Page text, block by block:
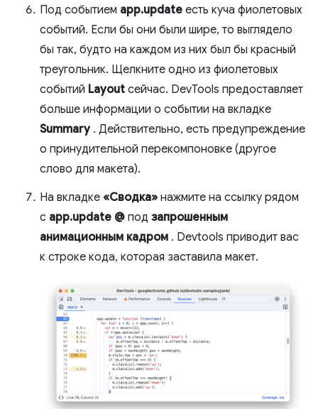
Под событием app.update есть куча фиолетовых
событий. Если бы они были шире, то выглядело
бы так, будто на каждом из них был бы красный
треугольник. Щелкните одно из фиолетовых
событий Layout сейчас. DevTools предоставляет
больше информации о событии на вкладке
Summary. Действительно, есть предупреждение
о принудительной перекомпоновке (другое
слово для макета).
На вкладке «Сводка» нажмите на ссылку рядом
с app.update @ под запрошенным
анимационным кадром . Devtools приводит вас
к строке кода, которая заставила макет.